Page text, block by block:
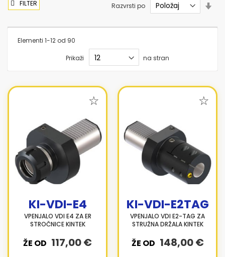
Elementi 1-12 od 90
Prikaži na stran
Razvrsti po
KI-VDI-E4
VPENJALO VDI E4 ZA ER
STROČNICE KINTEK
ŽE OD 117,00 €
KI-VDI-E2TAG
VPENJALO VDI E2-TAG ZA
STRUŽNA DRŽALA KINTEK
ŽE OD 148,00 €
FILTER